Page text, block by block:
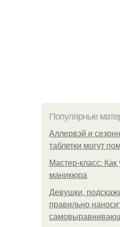
Популярные
Аллервэй и
таблетки могут
Мастер-класс: Как
маникюра
Девушки,
правильно